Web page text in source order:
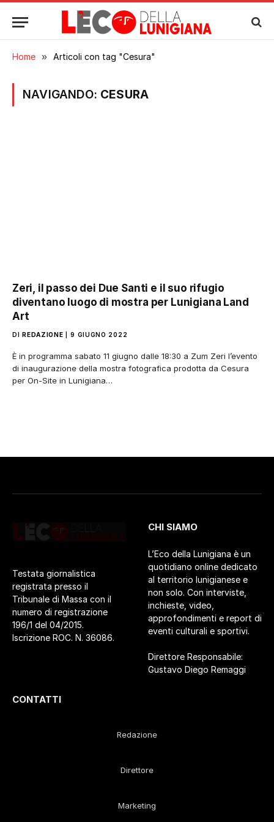
Home » Articoli con tag "Cesura"
NAVIGANDO: CESURA
Zeri, il passo dei Due Santi e il suo rifugio
diventano luogo di mostra per Lunigiana Land
Art
DI REDAZIONE 9 GIUGNO 2022
È in programma sabato 11 giugno dalle 18:30 a Zum Zeri l’evento
di inaugurazione della mostra fotografica prodotta da Cesura
per On-Site in Lunigiana…
Testata giornalistica
registrata presso il
Tribunale di Massa con il
numero di registrazione
196/1 del 04/2015.
Iscrizione ROC. N. 36086.
CHI SIAMO
L’Eco della Lunigiana è un
quotidiano online dedicato
al territorio lunigianese e
non solo. Con interviste,
inchieste, video,
approfondimenti e report di
eventi culturali e sportivi.
Direttore Responsabile:
Gustavo Diego Remaggi
CONTATTI
Redazione
Direttore
Marketing